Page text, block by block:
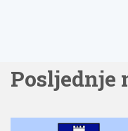
Posljednje